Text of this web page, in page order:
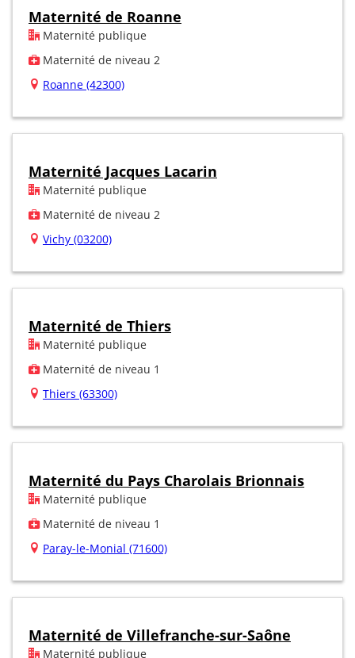
Maternité de Roanne
Maternité publique
Maternité de niveau 2
Roanne (42300)
Maternité Jacques Lacarin
Maternité publique
Maternité de niveau 2
Vichy (03200)
Maternité de Thiers
Maternité publique
Maternité de niveau 1
Thiers (63300)
Maternité du Pays Charolais Brionnais
Maternité publique
Maternité de niveau 1
Paray-le-Monial (71600)
Maternité de Villefranche-sur-Saône
Maternité publique